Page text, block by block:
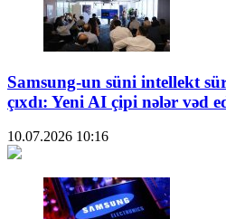
Samsung-un süni intellekt
çıxdı: Yeni AI çipi nələr vəd
10.07.2026 10:16